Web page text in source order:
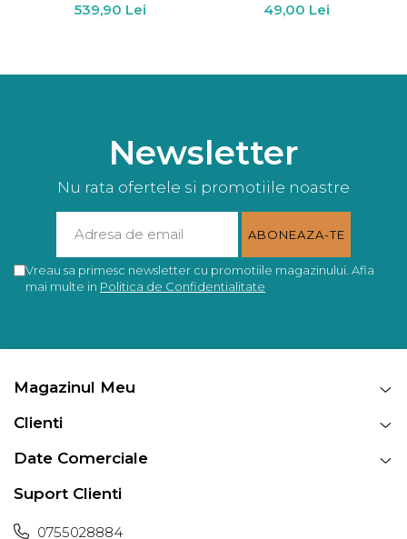
539,90 Lei
49,00 Lei
Newsletter
Nu rata ofertele si promotiile noastre
Vreau sa primesc newsletter cu promotiile magazinului. Afla
mai multe in Politica de Confidentialitate
Magazinul Meu
Clienti
Date Comerciale
Suport Clienti
0755028884